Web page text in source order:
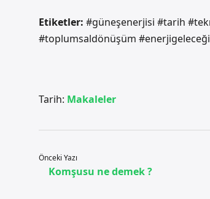
Etiketler: #güneşenerjisi #tarih
#toplumsaldönüşüm #enerjigeleceği
Tarih: Makaleler
Önceki Yazı
Komşusu ne demek ?